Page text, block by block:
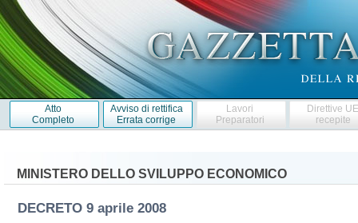
Atto
Completo
Avviso di rettifica
Errata corrige
Lavori
Preparatori
Direttive
recepite
MINISTERO DELLO SVILUPPO ECONOMICO
DECRETO 9 aprile 2008